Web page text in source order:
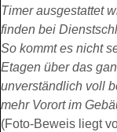
Timer ausgestattet
finden bei
So kommt es nicht
Etagen über das
unverständlich voll
mehr Vorort im
(Foto-Beweis liegt